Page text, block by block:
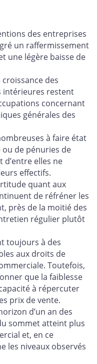
des entreprises
un raffermissement
une légère baisse de
des
intérieures restent
concernant
générales des
à faire état
de pénuries de
elles ne
effectifs.
quant aux
de réfréner les
près de la moitié des
régulier plutôt
toujours à des
aux droits de
Toutefois,
que la faiblesse
à répercuter
prix de vente.
d’un an des
sommet atteint plus
et, en ce
les niveaux observés